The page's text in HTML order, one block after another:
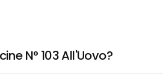
N° 103 All'Uovo?